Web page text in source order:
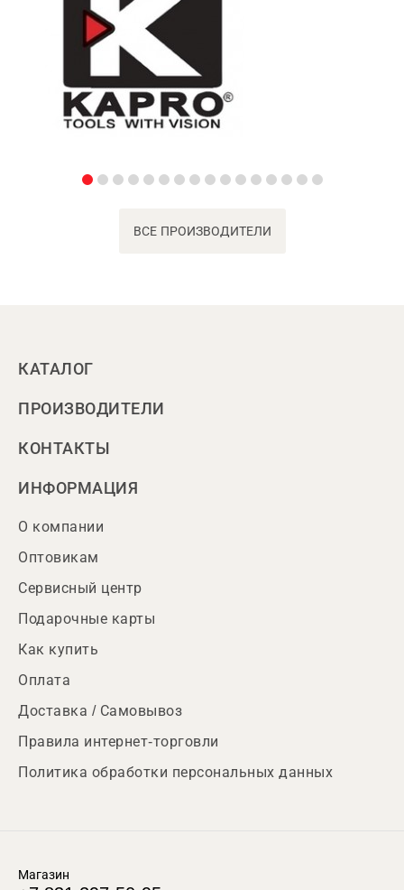
ВСЕ ПРОИЗВОДИТЕЛИ
КАТАЛОГ
ПРОИЗВОДИТЕЛИ
КОНТАКТЫ
ИНФОРМАЦИЯ
О компании
Оптовикам
Сервисный центр
Подарочные карты
Как купить
Оплата
Доставка / Самовывоз
Правила интернет-торговли
Политика обработки персональных данных
Магазин